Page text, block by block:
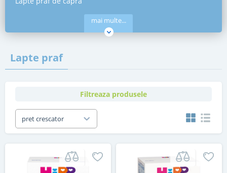
mai multe...
Lapte praf
Filtreaza produsele
pret crescator